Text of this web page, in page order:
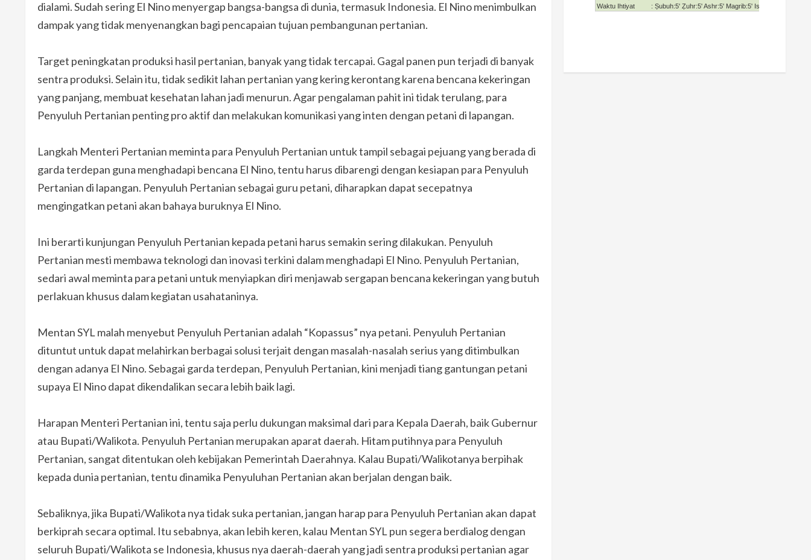
dialami. Sudah sering El Nino menyergap bangsa-bangsa di dunia, termasuk Indonesia. El Nino menimbulkan
dampak yang tidak menyenangkan bagi pencapaian tujuan pembangunan pertanian.
Target peningkatan produksi hasil pertanian, banyak yang tidak tercapai. Gagal panen pun terjadi di banyak
sentra produksi. Selain itu, tidak sedikit lahan pertanian yang kering kerontang karena bencana kekeringan
yang panjang, membuat kesehatan lahan jadi menurun. Agar pengalaman pahit ini tidak terulang, para
Penyuluh Pertanian penting pro aktif dan melakukan komunikasi yang inten dengan petani di lapangan.
Langkah Menteri Pertanian meminta para Penyuluh Pertanian untuk tampil sebagai pejuang yang berada di
garda terdepan guna menghadapi bencana El Nino, tentu harus dibarengi dengan kesiapan para Penyuluh
Pertanian di lapangan. Penyuluh Pertanian sebagai guru petani, diharapkan dapat secepatnya
mengingatkan petani akan bahaya buruknya El Nino.
Ini berarti kunjungan Penyuluh Pertanian kepada petani harus semakin sering dilakukan. Penyuluh
Pertanian mesti membawa teknologi dan inovasi terkini dalam menghadapi El Nino. Penyuluh Pertanian,
sedari awal meminta para petani untuk menyiapkan diri menjawab sergapan bencana kekeringan yang butuh
perlakuan khusus dalam kegiatan usahataninya.
Mentan SYL malah menyebut Penyuluh Pertanian adalah “Kopassus” nya petani. Penyuluh Pertanian
dituntut untuk dapat melahirkan berbagai solusi terjait dengan masalah-nasalah serius yang ditimbulkan
dengan adanya El Nino. Sebagai garda terdepan, Penyuluh Pertanian, kini menjadi tiang gantungan petani
supaya El Nino dapat dikendalikan secara lebih baik lagi.
Harapan Menteri Pertanian ini, tentu saja perlu dukungan maksimal dari para Kepala Daerah, baik Gubernur
atau Bupati/Walikota. Penyuluh Pertanian merupakan aparat daerah. Hitam putihnya para Penyuluh
Pertanian, sangat ditentukan oleh kebijakan Pemerintah Daerahnya. Kalau Bupati/Walikotanya berpihak
kepada dunia pertanian, tentu dinamika Penyuluhan Pertanian akan berjalan dengan baik.
Sebaliknya, jika Bupati/Walikota nya tidak suka pertanian, jangan harap para Penyuluh Pertanian akan dapat
berkiprah secara optimal. Itu sebabnya, akan lebih keren, kalau Mentan SYL pun segera berdialog dengan
seluruh Bupati/Walikota se Indonesia, khusus nya daerah-daerah yang jadi sentra produksi pertanian agar